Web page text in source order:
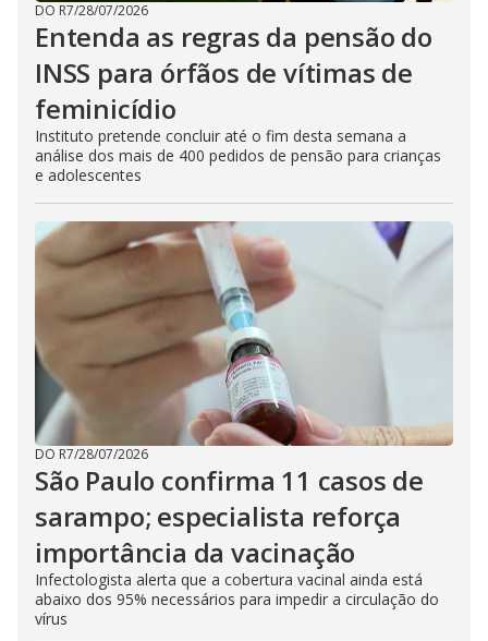
DO R7/28/07/2026
Entenda as regras da pensão do
INSS para órfãos de vítimas de
feminicídio
Instituto pretende concluir até o fim desta semana a
análise dos mais de 400 pedidos de pensão para crianças
e adolescentes
DO R7/28/07/2026
São Paulo confirma 11 casos de
sarampo; especialista reforça
importância da vacinação
Infectologista alerta que a cobertura vacinal ainda está
abaixo dos 95% necessários para impedir a circulação do
vírus